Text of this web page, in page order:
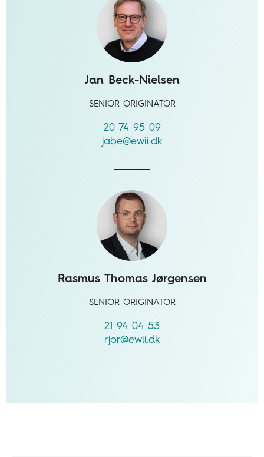
Jan Beck-Nielsen
SENIOR ORIGINATOR
20 74 95 09
jabe@ewii.dk
Rasmus Thomas Jørgensen
SENIOR ORIGINATOR
21 94 04 53
rjor@ewii.dk